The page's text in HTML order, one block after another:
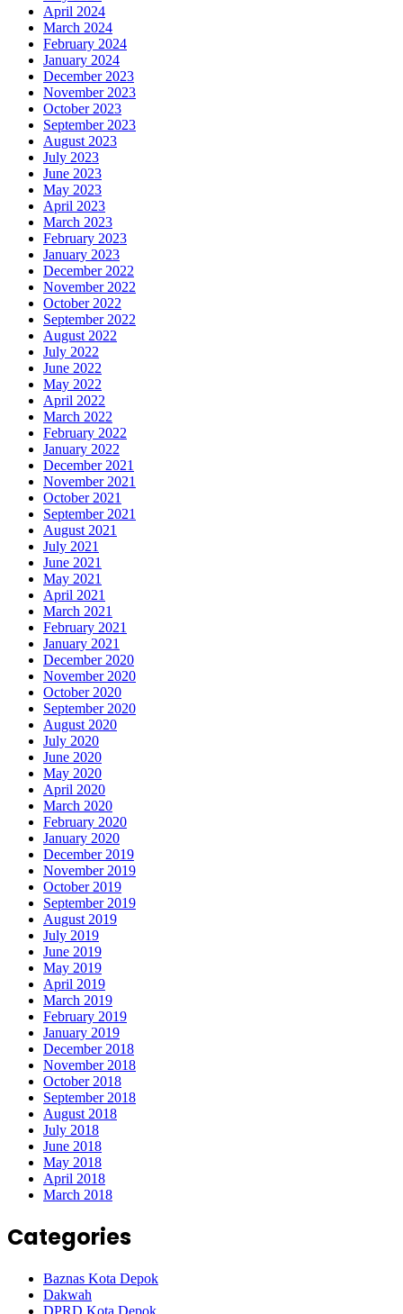
April 2024
March 2024
February 2024
January 2024
December 2023
November 2023
October 2023
September 2023
August 2023
July 2023
June 2023
May 2023
April 2023
March 2023
February 2023
January 2023
December 2022
November 2022
October 2022
September 2022
August 2022
July 2022
June 2022
May 2022
April 2022
March 2022
February 2022
January 2022
December 2021
November 2021
October 2021
September 2021
August 2021
July 2021
June 2021
May 2021
April 2021
March 2021
February 2021
January 2021
December 2020
November 2020
October 2020
September 2020
August 2020
July 2020
June 2020
May 2020
April 2020
March 2020
February 2020
January 2020
December 2019
November 2019
October 2019
September 2019
August 2019
July 2019
June 2019
May 2019
April 2019
March 2019
February 2019
January 2019
December 2018
November 2018
October 2018
September 2018
August 2018
July 2018
June 2018
May 2018
April 2018
March 2018
Categories
Baznas Kota Depok
Dakwah
DPRD Kota Depok